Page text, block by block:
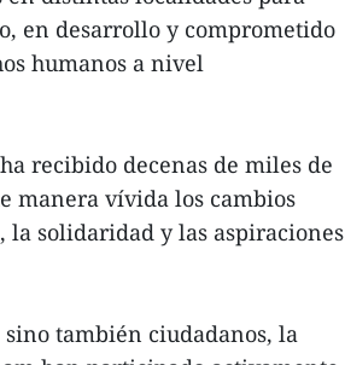
en desarrollo y comprometido
humanos a nivel
recibido decenas de miles de
manera vívida los cambios
solidaridad y las aspiraciones
también ciudadanos, la